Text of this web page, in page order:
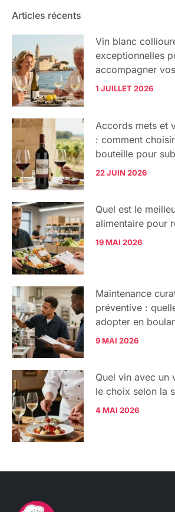
Articles récents
Vin blanc
exceptionnelles
accompagner
1 JUILLET 2026
Accords mets et
: comment
bouteille pour
22 JUIN 2026
Quel est le
alimentaire pour
19 MAI 2026
Maintenance
préventive :
adopter en
9 MAI 2026
Quel vin avec un
le choix selon la
4 MAI 2026